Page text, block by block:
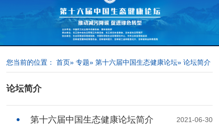
您当前的位置：首页»专题»第十六届中国生态健康论坛» 论坛简介
论坛简介
2021-06-30
第十六届中国生态健康论坛简介